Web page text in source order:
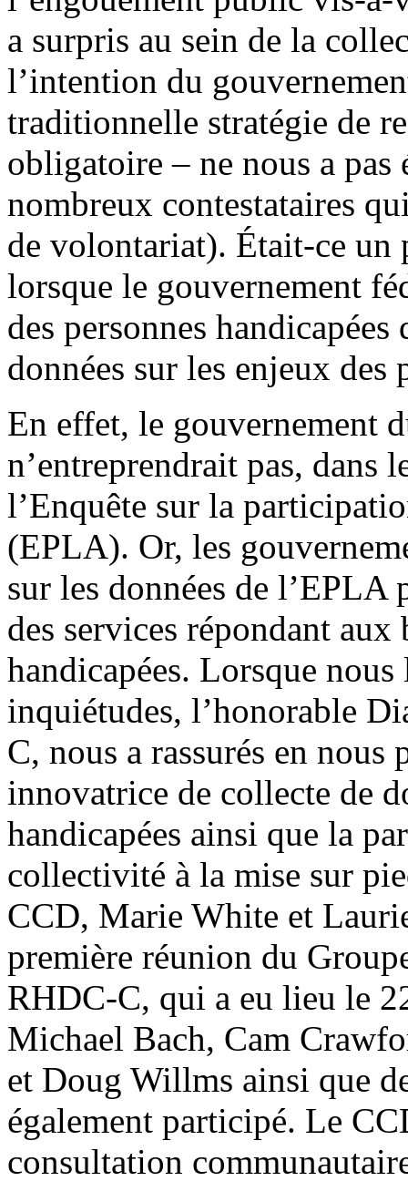
a surpris au sein de la
l’intention du
traditionnelle stratégie de
obligatoire – ne nous a
nombreux contestataires
de volontariat). Était-ce un
lorsque le gouvernement
des personnes
données sur les enjeux des
En effet, le gouvernement
n’entreprendrait pas, dans
l’Enquête sur la
(EPLA). Or, les
sur les données de l’EPLA
des services répondant aux
handicapées. Lorsque
inquiétudes, l’honorable
C, nous a rassurés en nous
innovatrice de collecte de
handicapées ainsi que la
collectivité à la mise sur
CCD, Marie White et
première réunion du
RHDC-C, qui a eu lieu le
Michael Bach, Cam
et Doug Willms ainsi que
également participé. Le
consultation